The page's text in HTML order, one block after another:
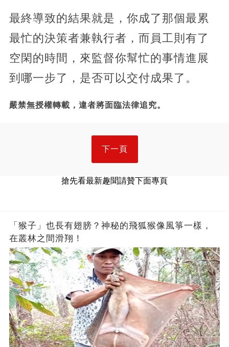
最終導致的結果就是，你成了那個最累
最忙的決策者兼執行者，而員工則有了
空閑的時間，來監督你幫忙的事情進展
到哪一步了，是否可以交付成果了。
嚴禁無授權轉載，違者將面臨法律追究。
下一頁
搶先看最新趣聞請贊下面專頁
「猴子」也長有翅膀？神秘的飛狐猴像風箏一樣，
在叢林之間滑翔！